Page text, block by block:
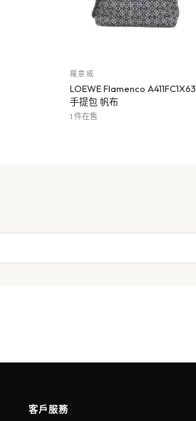
羅意威
LOEWE Flamenco A411FC1X63
手提包 帆布
1 件在售
客戶服務